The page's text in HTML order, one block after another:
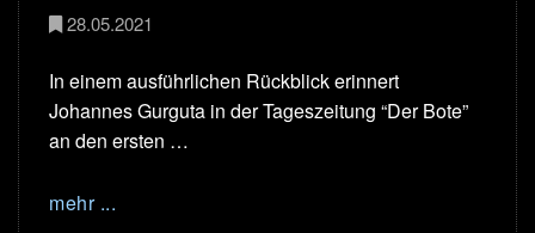
28.05.2021
In einem ausführlichen Rückblick erinnert
Johannes Gurguta in der Tageszeitung “Der Bote”
an den ersten …
mehr ...